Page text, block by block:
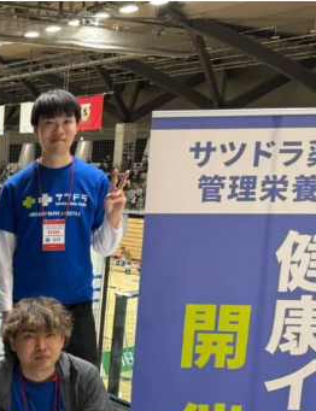
イト
ー
お問い合わせ